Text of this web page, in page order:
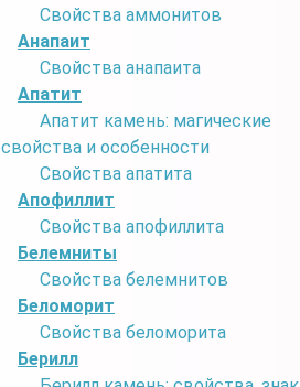
Свойства аммонитов
Анапаит
Свойства анапаита
Апатит
Апатит камень: магические
свойства и особенности
Свойства апатита
Апофиллит
Свойства апофиллита
Белемниты
Свойства белемнитов
Беломорит
Свойства беломорита
Берилл